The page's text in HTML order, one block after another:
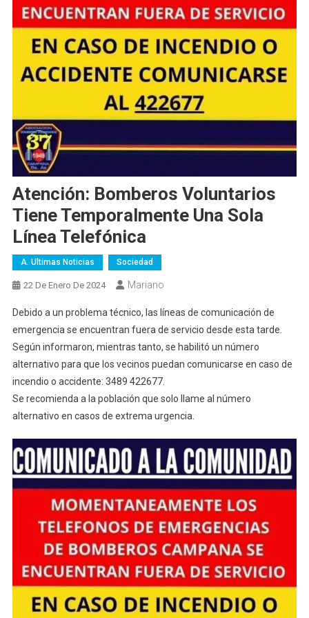
Atención: Bomberos Voluntarios
Tiene Temporalmente Una Sola
Línea Telefónica
A. Ultimas Noticias Sociedad
22 De Enero De 2024 Mariano
Debido a un problema técnico, las líneas de comunicación de
emergencia se encuentran fuera de servicio desde esta tarde.
Según informaron, mientras tanto, se habilitó un número
alternativo para que los vecinos puedan comunicarse en caso de
incendio o accidente: 3489 422677.
Se recomienda a la población que solo llame al número
alternativo en casos de extrema urgencia.